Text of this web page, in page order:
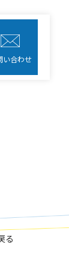
い合わせ
る